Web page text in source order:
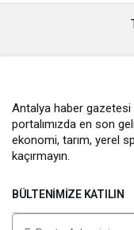
Antalya haber gazetesi
portalımızda en son
ekonomi, tarım, yerel
kaçırmayın.
BÜLTENIMIZE KATILIN